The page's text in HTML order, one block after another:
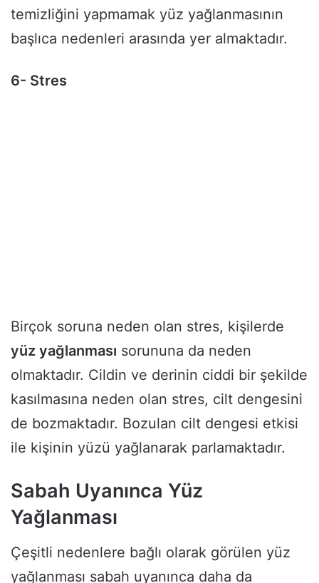
temizliğini yapmamak yüz yağlanmasının
başlıca nedenleri arasında yer almaktadır.
6- Stres
Birçok soruna neden olan stres, kişilerde
yüz yağlanması sorununa da neden
olmaktadır. Cildin ve derinin ciddi bir şekilde
kasılmasına neden olan stres, cilt dengesini
de bozmaktadır. Bozulan cilt dengesi etkisi
ile kişinin yüzü yağlanarak parlamaktadır.
Sabah Uyanınca Yüz
Yağlanması
Çeşitli nedenlere bağlı olarak görülen yüz
yağlanması sabah uyanınca daha da